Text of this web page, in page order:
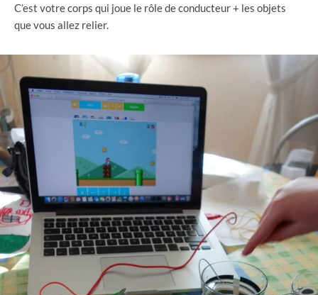
C’est votre corps qui joue le rôle de conducteur + les objets
que vous allez relier.